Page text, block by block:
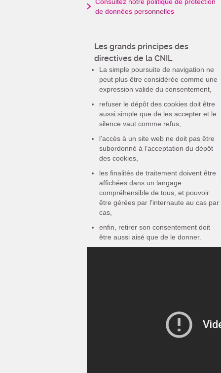
de données personnelles
Les grands principes des
directives de la CNIL
La simple poursuite de navigation ne
peut plus être considérée comme une
expression valide du consentement,
refuser le dépôt des cookies doit être
aussi simple que de les accepter et le
silence vaut comme refus,
l’accès à un site web ne doit pas être
subordonné à l’acceptation du dépôt
des cookies,
les finalités de traitement doivent être
affichées dans un langage
compréhensible de tous, et pouvoir
être gérées par l’internaute au cas par
cas,
enfin, retirer son consentement doit
être aussi aisé que de le donner.